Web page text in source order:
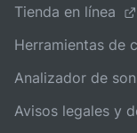
Tienda en línea
Herramientas de
Analizador de
Avisos legales y